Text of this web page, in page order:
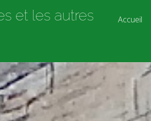
et les autres Accueil